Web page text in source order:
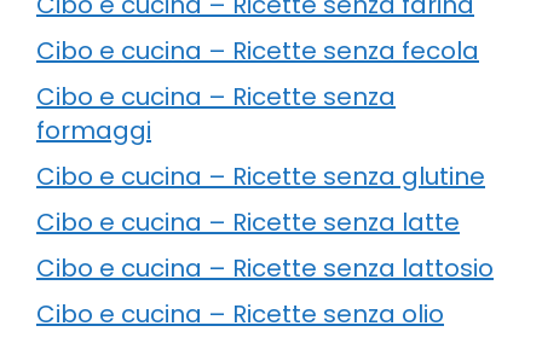
Cibo e cucina – Ricette senza fecola
Cibo e cucina – Ricette senza
formaggi
Cibo e cucina – Ricette senza glutine
Cibo e cucina – Ricette senza latte
Cibo e cucina – Ricette senza lattosio
Cibo e cucina – Ricette senza olio